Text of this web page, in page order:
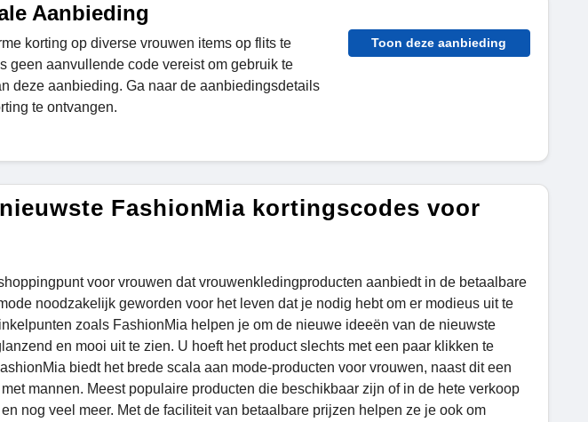
Aanbieding
korting op diverse vrouwen items op flits te
geen aanvullende code vereist om gebruik te
deze aanbieding. Ga naar de aanbiedingsdetails
te ontvangen.
Toon deze aanbieding
FashionMia kortingscodes voor
voor vrouwen dat vrouwenkledingproducten aanbiedt in de betaalbare
noodzakelijk geworden voor het leven dat je nodig hebt om er modieus uit te
zoals FashionMia helpen je om de nieuwe ideeën van de nieuwste
en mooi uit te zien. U hoeft het product slechts met een paar klikken te
biedt het brede scala aan mode-producten voor vrouwen, naast dit een
mannen. Meest populaire producten die beschikbaar zijn of in de hete verkoop
nog veel meer. Met de faciliteit van betaalbare prijzen helpen ze je ook om